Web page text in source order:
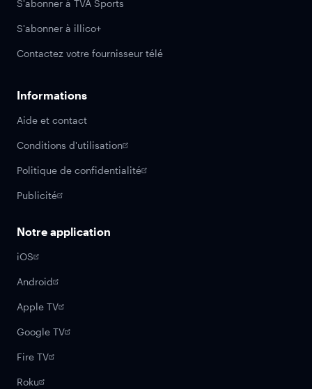
S'abonner à TVA Sports
S'abonner à illico+
Contactez votre fournisseur télé
Informations
Aide et contact
Conditions d'utilisation
Politique de confidentialité
Publicité
Notre application
iOS
Android
Apple TV
Google TV
Fire TV
Roku